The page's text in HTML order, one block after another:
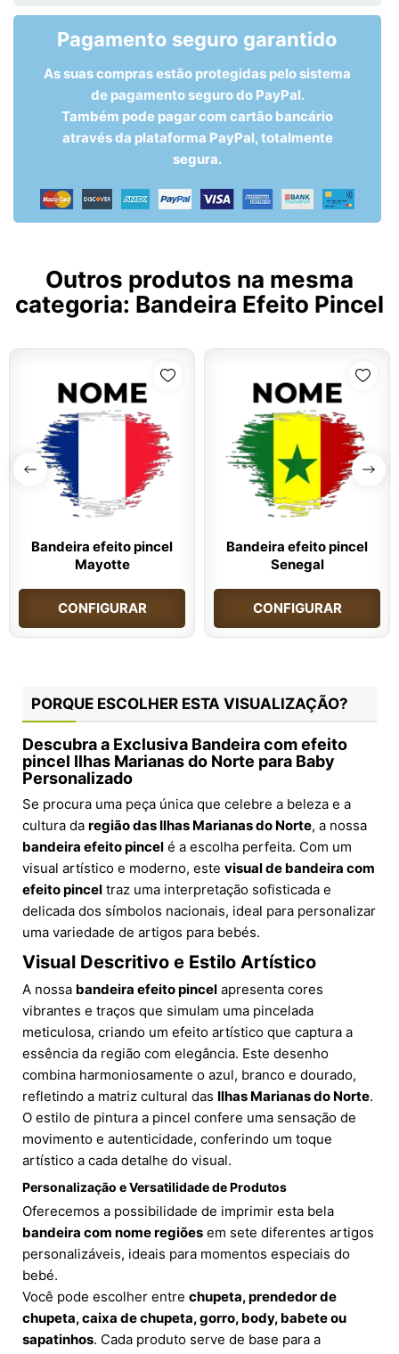
Pagamento seguro garantido
As suas compras estão protegidas pelo sistema
de pagamento seguro do PayPal.
Também pode pagar com cartão bancário
através da plataforma PayPal, totalmente
segura.
Outros produtos na mesma
categoria: Bandeira Efeito Pincel
Bandeira efeito pincel
Mayotte
CONFIGURAR
Bandeira efeito pincel
Senegal
CONFIGURAR
PORQUE ESCOLHER ESTA VISUALIZAÇÃO?
Descubra a Exclusiva Bandeira com efeito
pincel Ilhas Marianas do Norte para Baby
Personalizado
Se procura uma peça única que celebre a beleza e a
cultura da região das Ilhas Marianas do Norte, a nossa
bandeira efeito pincel é a escolha perfeita. Com um
visual artístico e moderno, este visual de bandeira com
efeito pincel traz uma interpretação sofisticada e
delicada dos símbolos nacionais, ideal para personalizar
uma variedade de artigos para bebés.
Visual Descritivo e Estilo Artístico
A nossa bandeira efeito pincel apresenta cores
vibrantes e traços que simulam uma pincelada
meticulosa, criando um efeito artístico que captura a
essência da região com elegância. Este desenho
combina harmoniosamente o azul, branco e dourado,
refletindo a matriz cultural das Ilhas Marianas do Norte.
O estilo de pintura a pincel confere uma sensação de
movimento e autenticidade, conferindo um toque
artístico a cada detalhe do visual.
Personalização e Versatilidade de Produtos
Oferecemos a possibilidade de imprimir esta bela
bandeira com nome regiões em sete diferentes artigos
personalizáveis, ideais para momentos especiais do
bebé.
Você pode escolher entre chupeta, prendedor de
chupeta, caixa de chupeta, gorro, body, babete ou
sapatinhos. Cada produto serve de base para a